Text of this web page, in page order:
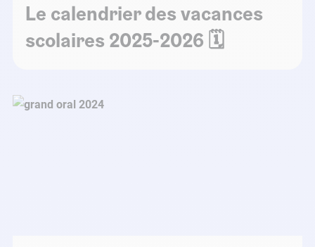
Le calendrier des vacances
scolaires 2025-2026 🗓️